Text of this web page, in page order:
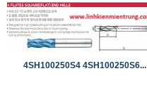
4SH100250S4 4SH100250S6...